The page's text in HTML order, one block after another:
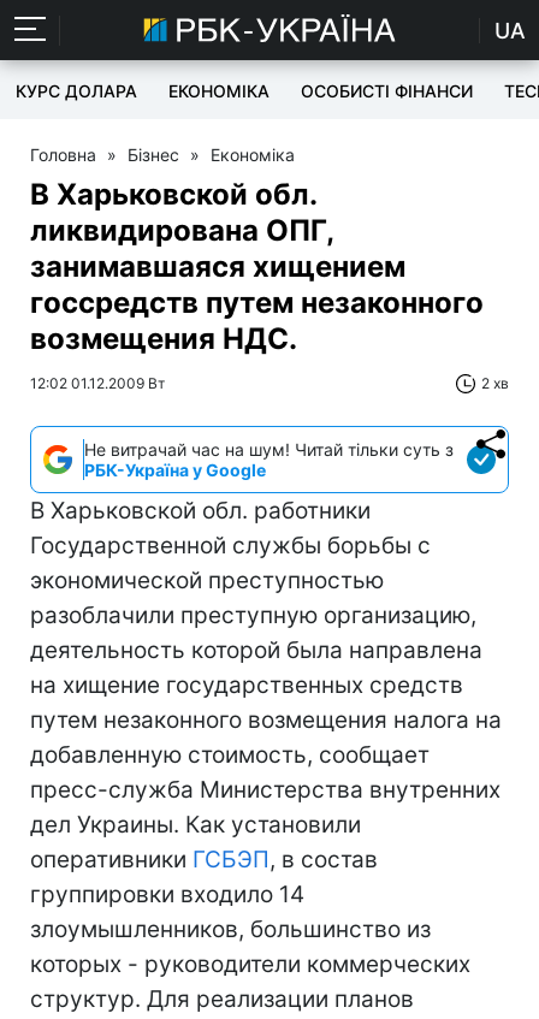
UA
КУРС ДОЛАРА ЕКОНОМІКА ОСОБИСТІ ФІНАНСИ
Головна » Бізнес » Економіка
В Харьковской обл.
ликвидирована ОПГ,
занимавшаяся хищением
госсредств путем незаконного
возмещения НДС.
12:02 01.12.2009 Вт 2 хв
Не витрачай час на шум! Читай тільки суть з
РБК-Україна у Google
В Харьковской обл. работники
Государственной службы борьбы с
экономической преступностью
разоблачили преступную организацию,
деятельность которой была направлена
на хищение государственных средств
путем незаконного возмещения налога на
добавленную стоимость, сообщает
пресс-служба Министерства внутренних
дел Украины. Как установили
оперативники ГСБЭП, в состав
группировки входило 14
злоумышленников, большинство из
которых - руководители коммерческих
структур. Для реализации планов